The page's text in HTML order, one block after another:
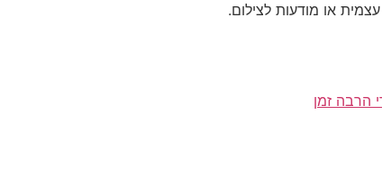
או מודעות לצילום.
הרבה זמן